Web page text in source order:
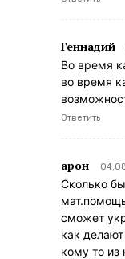
Геннадий
Во время
во время
Ответить
арон
Сколько
сможет
как
кому то